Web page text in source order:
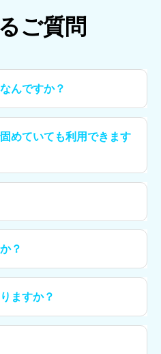
ご質問
なんですか？
す。
みほぐし店がありますが、当
ほぐし店です。
？
は男性の利用が50％です。
ますか？